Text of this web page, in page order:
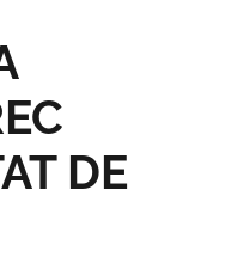
DE